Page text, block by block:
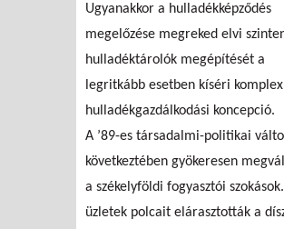
Ugyanakkor a hulladékképződés
megelőzése megreked elvi
hulladéktárolók megépítését a
legritkább esetben kíséri komplex
hulladékgazdálkodási koncepció.
A ’89-es társadalmi-politikai
következtében gyökeresen
a székelyföldi fogyasztói
üzletek polcait elárasztották a